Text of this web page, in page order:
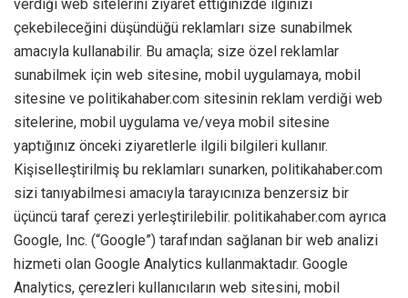
verdiği web sitelerini ziyaret ettiğinizde ilginizi
çekebileceğini düşündüğü reklamları size sunabilmek
amacıyla kullanabilir. Bu amaçla; size özel reklamlar
sunabilmek için web sitesine, mobil uygulamaya, mobil
sitesine ve politikahaber.com sitesinin reklam verdiği web
sitelerine, mobil uygulama ve/veya mobil sitesine
yaptığınız önceki ziyaretlerle ilgili bilgileri kullanır.
Kişiselleştirilmiş bu reklamları sunarken, politikahaber.com
sizi tanıyabilmesi amacıyla tarayıcınıza benzersiz bir
üçüncü taraf çerezi yerleştirilebilir. politikahaber.com ayrıca
Google, Inc. (“Google”) tarafından sağlanan bir web analizi
hizmeti olan Google Analytics kullanmaktadır. Google
Analytics, çerezleri kullanıcıların web sitesini, mobil